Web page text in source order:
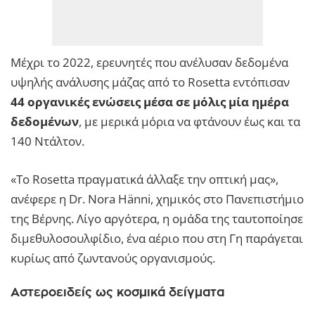
Μέχρι το 2022, ερευνητές που ανέλυσαν δεδομένα
υψηλής ανάλυσης μάζας από το Rosetta εντόπισαν
44 οργανικές ενώσεις μέσα σε μόλις μία ημέρα
δεδομένων, με μερικά μόρια να φτάνουν έως και τα
140 Ντάλτον.
«Το Rosetta πραγματικά άλλαξε την οπτική μας»,
ανέφερε η Dr. Nora Hänni, χημικός στο Πανεπιστήμιο
της Βέρνης. Λίγο αργότερα, η ομάδα της ταυτοποίησε
διμεθυλοσουλφίδιο, ένα αέριο που στη Γη παράγεται
κυρίως από ζωντανούς οργανισμούς.
Αστεροειδείς ως κοσμικά δείγματα